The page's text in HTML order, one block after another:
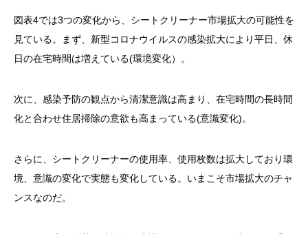
図表4では3つの変化から、シートクリーナー市場拡大の可能性を
見ている。まず、新型コロナウイルスの感染拡大により平日、休
日の在宅時間は増えている(環境変化）。
次に、感染予防の観点から清潔意識は高まり、在宅時間の長時間
化と合わせ住居掃除の意欲も高まっている(意識変化)。
さらに、シートクリーナーの使用率、使用枚数は拡大しており環
境、意識の変化で実態も変化している。いまこそ市場拡大のチャ
ンスなのだ。